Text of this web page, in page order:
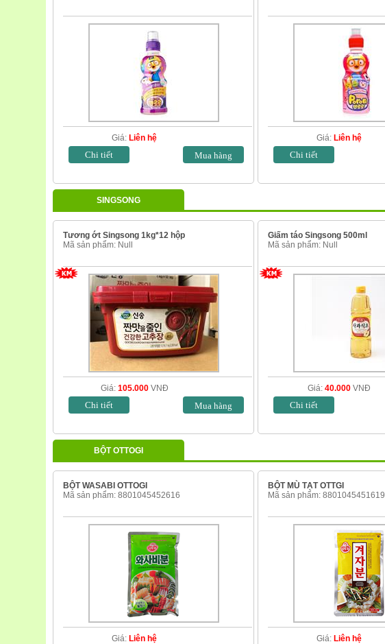
Giá: Liên hệ
Chi tiết
Giá: Liên hệ
Chi tiết
SINGSONG
Tương ớt Singsong 1kg*12 hộp
Mã sản phẩm: Null
Giá: 105.000VNĐ
Chi tiết
Giấm táo Singsong 500ml
Mã sản phẩm: Null
Giá: 40.000 VNĐ
Chi tiết
BỘT OTTOGI
BỘT WASABI OTTOGI
Mã sản phẩm: 8801045452616
Giá: Liên hệ
BỘT MÙ TẠT OTTGI
Mã sản phẩm: 8801045451619
Giá: Liên hệ